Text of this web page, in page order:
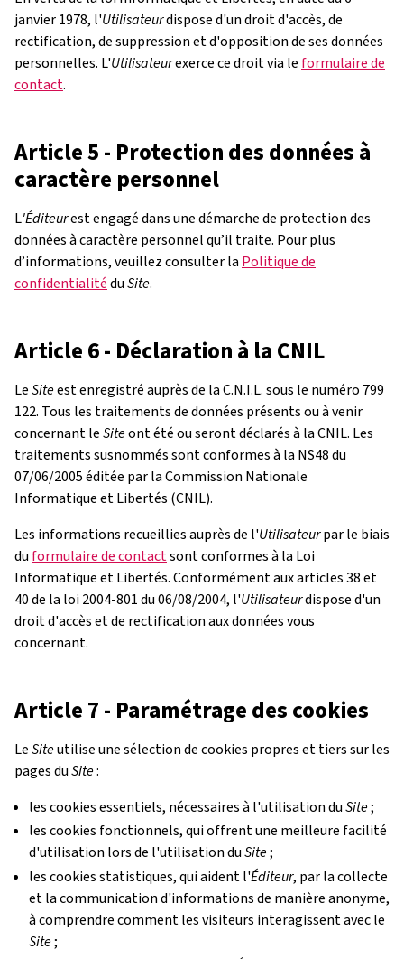
janvier 1978, l'Utilisateurdispose d'un droit d'accès, de
rectification, de suppression et d'opposition de ses données
personnelles. L'Utilisateurexerce ce droit via le formulaire de
contact.
Article 5 - Protection des données à
caractère personnel
L'Éditeurest engagé dans une démarche de protection des
données à caractère personnel qu’il traite. Pour plus
d’informations, veuillez consulter laPolitique de
confidentialitéduSite.
Article 6 - Déclaration à la CNIL
LeSiteest enregistré auprès de la C.N.I.L. sous le numéro 799
122. Tous les traitements de données présents ou à venir
concernant leSiteont été ou seront déclarés à la CNIL. Les
traitements susnommés sont conformes à la NS48 du
07/06/2005 éditée par la Commission Nationale
Informatique et Libertés (CNIL).
Les informations recueillies auprès de l'Utilisateurpar le biais
duformulaire de contactsont conformes à la Loi
Informatique et Libertés. Conformément aux articles 38 et
40 de la loi 2004-801 du 06/08/2004, l'Utilisateurdispose d'un
droit d'accès et de rectification aux données vous
concernant.
Article 7 - Paramétrage des cookies
LeSiteutilise une sélection de cookies propres et tiers sur les
pages duSite:
les cookies essentiels, nécessaires à l'utilisation duSite;
les cookies fonctionnels, qui offrent une meilleure facilité
d'utilisation lors de l'utilisation duSite;
les cookies statistiques, qui aident l'Éditeur, par la collecte
et la communication d'informations de manière anonyme,
à comprendre comment les visiteurs interagissent avec le
Site;